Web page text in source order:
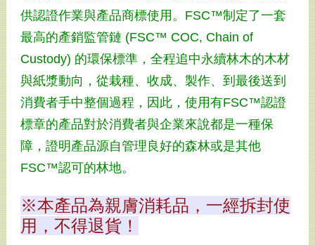
供認證作業與產品商標使用。FSC™制定了一套
最高的產銷監管鏈 (FSC™ COC, Chain of
Custody) 的環保標準，全程追中永續林木的木材
與紙漿動向，從栽種、收成、製作、到最後送到
消費者手中整個過程，因此，使用有FSC™認證
標章的產品對於消費者與企業來說都是一種保
障，證明產品源自管理良好的森林或是其他
FSC™認可的林地。
※本產品為親膚消耗品，一經拆封使
用，不得退貨！